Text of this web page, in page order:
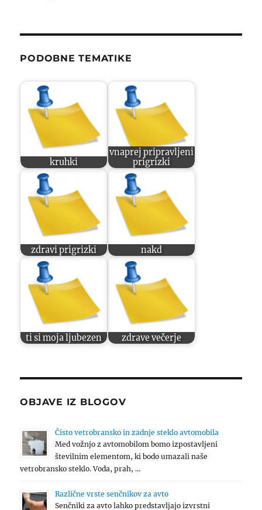
PODOBNE TEMATIKE
kruhki
vnaprej pripravljeni
prigrizki
zdravi prigrizki nakd
ti si moja ljubezen zdrave večerje
OBJAVE IZ BLOGOV
Čisto vetrobransko in zadnje steklo avtomobila
Med vožnjo z avtomobilom bomo izpostavljeni
številnim elementom, ki bodo umazali naše
vetrobransko steklo. Voda, prah, …
Različne vrste senčnikov za avto
Senčniki za avto lahko predstavljajo izvrstni